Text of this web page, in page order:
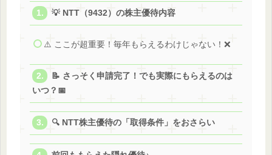
💡 NTT（9432）の株主優待内容
⚠️ ここが超重要！毎年もらえるわけじゃない！❌
📝 さっそく申請完了！でも実際にもらえるのは
いつ？📅
🔍 NTT株主優待の「取得条件」をおさらい